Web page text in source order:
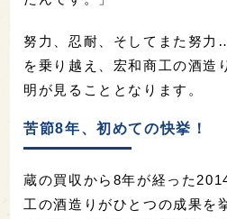
努力、忍耐、そしてまた努力
を乗り越え、宏和商工の酒造
明が見ることとなります。
苦節8年、初めての快挙！
蔵の買収から8年が経った
工の酒造りがひとつの成果を